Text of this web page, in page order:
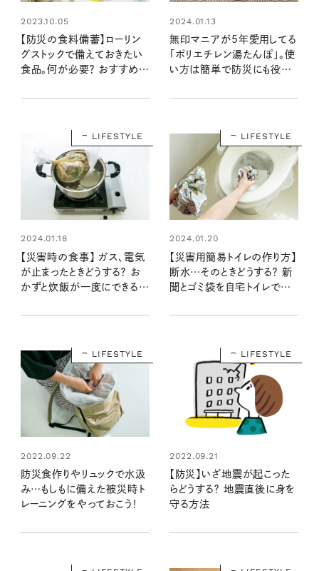
2023.10.05
【防災の食料備蓄】ローリン
グストックで備えておきたい
食品。何が必要？ おすすめの
2024.01.13
無印マニアが5年愛用してる
「ポリエチレン湯たんぽ」。使
い方は簡単で防災にも役立
LIFESTYLE
2024.01.18
【災害時の食事】 ガス、電気
が止まったときどうする？ お
かずと炊飯が一度にできるポ
LIFESTYLE
2024.01.20
【災害用簡易トイレの作り方】
断水…そのときどうする？ 新
聞とゴミ袋を自宅トイレでこう
LIFESTYLE
2022.09.22
防災食作りやリュックで水汲
み…もしもに備えた被災時ト
レーニングをやっておこう！
LIFESTYLE
2022.09.21
【防災】いざ地震が起こった
らどうする？ 地震直後に身を
守る方法